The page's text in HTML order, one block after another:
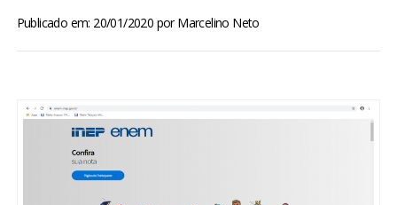
ESPORTES
ENTRETENIMENTO
Publicado em: 20/01/2020 porMarcelino Neto